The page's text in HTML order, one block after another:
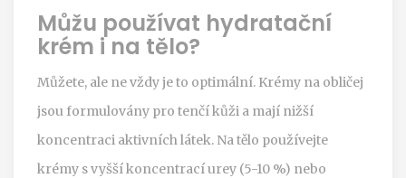
Můžu používat hydratační
krém i na tělo?
Můžete, ale ne vždy je to optimální. Krémy na obličej
jsou formulovány pro tenčí kůži a mají nižší
koncentraci aktivních látek. Na tělo používejte
krémy s vyšší koncentrací urey (5-10 %) nebo